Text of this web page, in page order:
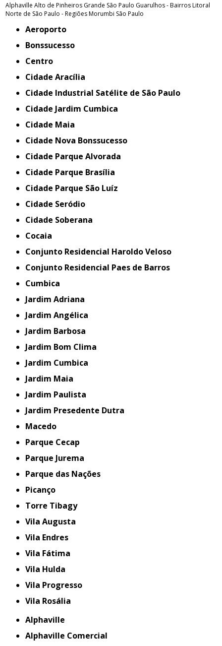
Alphaville Alto de Pinheiros Grande São Paulo Guarulhos - BairrosLitoral
Norte de São Paulo - RegiõesMorumbi São Paulo
Aeroporto
Bonssucesso
Centro
Cidade Aracília
Cidade Industrial Satélite de São Paulo
Cidade Jardim Cumbica
Cidade Maia
Cidade Nova Bonssucesso
Cidade Parque Alvorada
Cidade Parque Brasília
Cidade Parque São Luíz
Cidade Seródio
Cidade Soberana
Cocaia
Conjunto Residencial Haroldo Veloso
Conjunto Residencial Paes de Barros
Cumbica
Jardim Adriana
Jardim Angélica
Jardim Barbosa
Jardim Bom Clima
Jardim Cumbica
Jardim Maia
Jardim Paulista
Jardim Presedente Dutra
Macedo
Parque Cecap
Parque Jurema
Parque das Nações
Picanço
Torre Tibagy
Vila Augusta
Vila Endres
Vila Fátima
Vila Hulda
Vila Progresso
Vila Rosália
Alphaville
Alphaville Comercial